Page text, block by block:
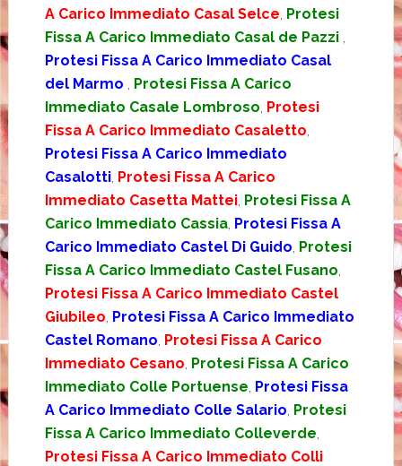
A Carico Immediato Casal Selce Protesi
Fissa A Carico Immediato Casal de Pazzi
Protesi Fissa A Carico Immediato Casal
del Marmo
Protesi Fissa A Carico
Immediato Casale Lombroso Protesi
Fissa A Carico Immediato Casaletto
Protesi Fissa A Carico Immediato
Casalotti, Protesi Fissa A Carico
Immediato Casetta Mattei, Protesi Fissa A
Carico Immediato Cassia, Protesi Fissa A
Carico Immediato Castel Di Guido Protesi
Fissa A Carico Immediato Castel Fusano
Protesi Fissa A Carico Immediato Castel
Giubileo Protesi Fissa A Carico Immediato
Castel Romano Protesi Fissa A Carico
Immediato Cesano Protesi Fissa A Carico
Immediato Colle Portuense Protesi Fissa
A Carico Immediato Colle Salario Protesi
Fissa A Carico Immediato Colleverde
Protesi Fissa A Carico Immediato Colli